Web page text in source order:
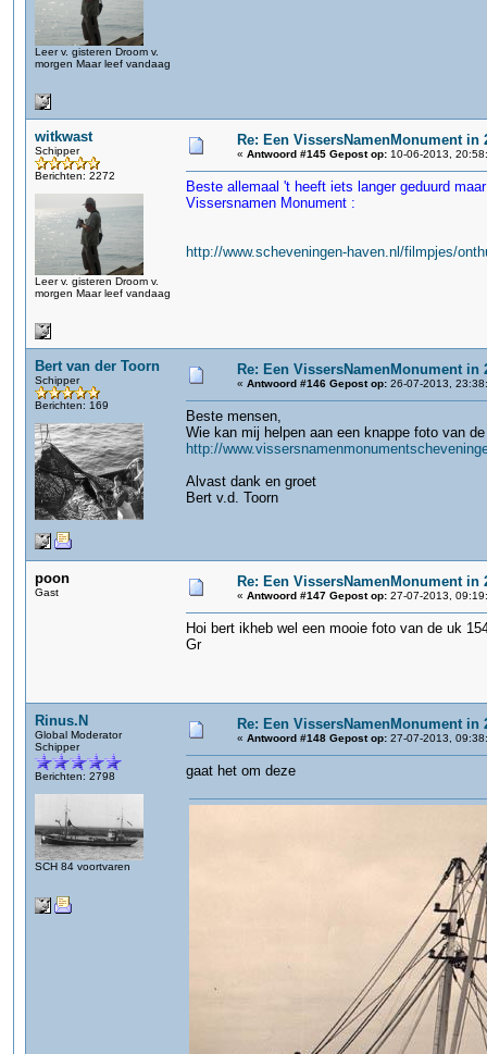
Leer v. gisteren Droom v.
morgen Maar leef vandaag
witkwast
Schipper
Berichten: 2272
Leer v. gisteren Droom v.
morgen Maar leef vandaag
Re: Een VissersNamenMonument in
« Antwoord #145 Gepost op: 10-06-2013,
Beste allemaal 't heeft iets langer geduurd
Vissersnamen Monument :
http://www.scheveningen-haven.nl/filmpjes/
Bert van der Toorn
Schipper
Berichten: 169
Re: Een VissersNamenMonument in
« Antwoord #146 Gepost op: 26-07-2013,
Beste mensen,
Wie kan mij helpen aan een knappe foto van
http://
Alvast dank en groet
Bert v.d. Toorn
poon
Gast
Re: Een VissersNamenMonument in
« Antwoord #147 Gepost op: 27-07-2013,
Hoi bert ikheb wel een mooie foto van de uk
Gr
Rinus.N
Global Moderator
Schipper
Berichten: 2798
SCH 84 voortvaren
Re: Een VissersNamenMonument in
« Antwoord #148 Gepost op: 27-07-2013,
gaat het om deze